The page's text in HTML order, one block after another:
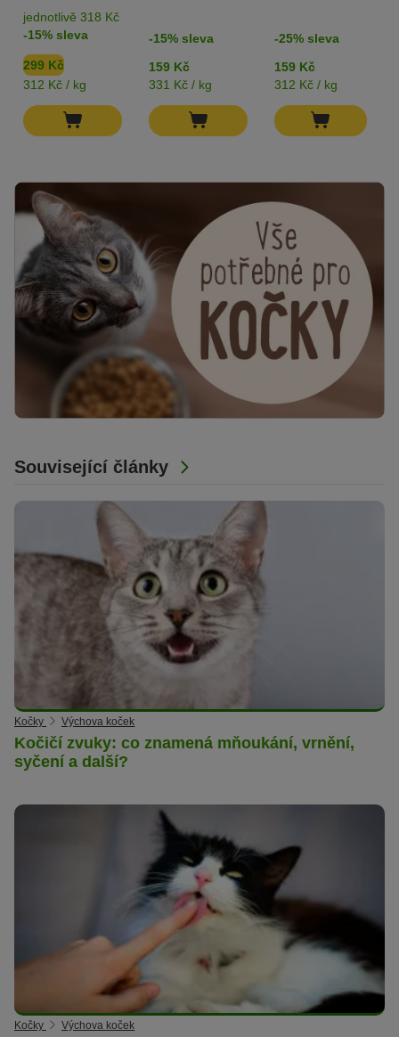
Související články
Kočky Výchova koček
Kočičí zvuky: co znamená mňoukání, vrnění,
syčení a další?
Kočky Výchova koček
jednotlivě 318 Kč
-15% sleva
299 Kč
312 Kč / kg
-15% sleva
159 Kč
331 Kč / kg
-25% sleva
159 Kč
312 Kč / kg